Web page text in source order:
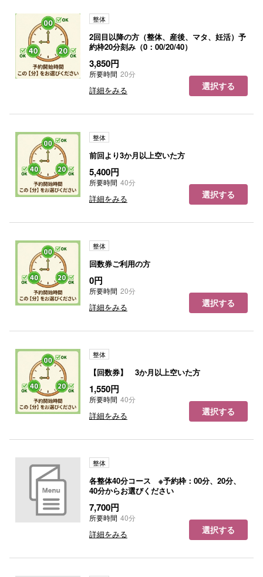
整体
2回目以降の方（整体、産後、マタ、妊活）予
約枠20分刻み（0：00/20/40）
3,850円
所要時間 20分
詳細をみる 選択する
整体
前回より3か月以上空いた方
5,400円
所要時間 40分
詳細をみる 選択する
整体
回数券ご利用の方
0円
所要時間 20分
詳細をみる 選択する
整体
【回数券】 3か月以上空いた方
1,550円
所要時間 40分
詳細をみる 選択する
整体
各整体40分コース ※予約枠：00分、20分、
40分からお選びください
7,700円
所要時間 40分
詳細をみる 選択する